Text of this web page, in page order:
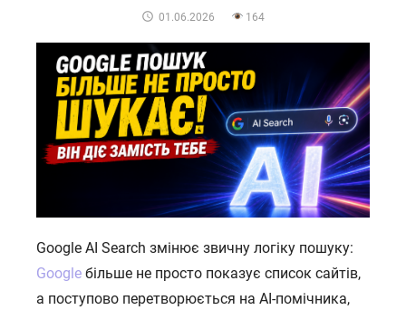
POSTED
01.06.2026 164
Google AI Search змінює звичну логіку пошуку:
Google більше не просто показує список сайтів,
а поступово перетворюється на AI-помічника,